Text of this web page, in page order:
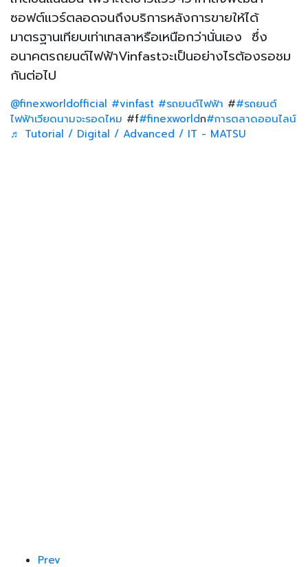
ซอฟต์แวร์ตลอดจนถึงบริการหลังการขายให้ได้
มาตรฐานเทียบเท่าเทสลาหรือเหนือกว่านั่นเอง ซึ่ง
อนาคตรถยนต์ไฟฟ้าVinfastจะเป็นอย่างไรต้องรอชม
กันต่อไป
@finexworldofficial #vinfast #รถยนต์ไฟฟ้า ##รถยนต์
ไฟฟ้าเวียดนามจะรอดไหม #f#finexworldก#การตลาดออนไลน์
♬ Tutorial / Digital / Advanced / IT - MATSU
Prev